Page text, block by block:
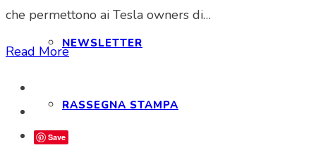
NEWSLETTER
RASSEGNA STAMPA
che permettono ai Tesla owners di…
Read More
Save